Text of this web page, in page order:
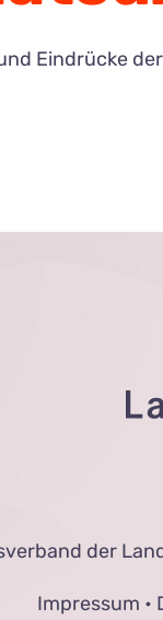
Eindrücke
der
Impressum •